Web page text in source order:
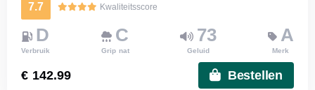
7.7 Kwaliteitsscore
D
Verbruik
C
Grip nat
73
Geluid
A
Merk
€ 142.99 Bestellen